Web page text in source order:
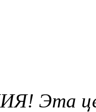
Эта